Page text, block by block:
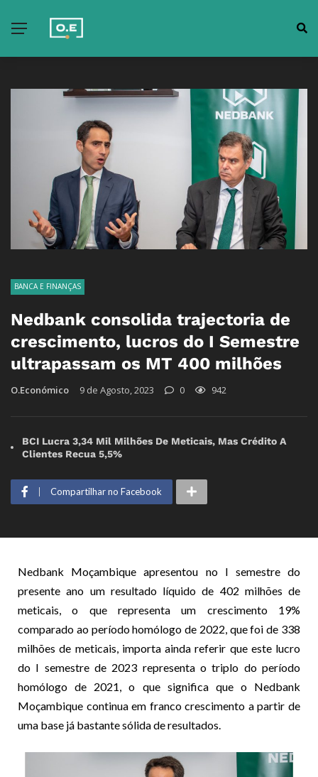
BANCA E FINANÇAS
Nedbank consolida trajectoria de
crescimento, lucros do I Semestre
ultrapassam os MT 400 milhões
O.Económico 9 de Agosto, 2023 0 942
BCI Lucra 3,34 Mil Milhões De Meticais, Mas Crédito A
Clientes Recua 5,5%
Compartilhar no Facebook
Nedbank Moçambique apresentou no I semestre do
presente ano um resultado líquido de 402 milhões de
meticais, o que representa um crescimento 19%
comparado ao período homólogo de 2022, que foi de 338
milhões de meticais, importa ainda referir que este lucro
do I semestre de 2023 representa o triplo do período
homólogo de 2021, o que significa que o Nedbank
Moçambique continua em franco crescimento a partir de
uma base já bastante sólida de resultados.